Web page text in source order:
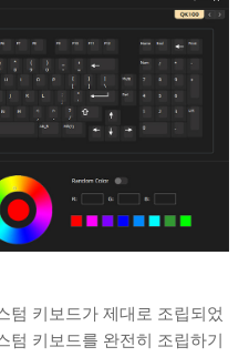
텀 키보드가 제대로 조립되었
텀 키보드를 완전히 조립하기